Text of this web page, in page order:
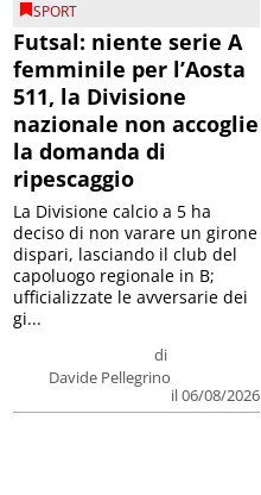
SPORT
Futsal: niente serie A
femminile per l’Aosta
511, la Divisione
nazionale non accoglie
la domanda di
ripescaggio
di
Davide Pellegrino
il 06/08/2026
La Divisione calcio a 5 ha
deciso di non varare un girone
dispari, lasciando il club del
capoluogo regionale in B;
ufficializzate le avversarie dei
gi...